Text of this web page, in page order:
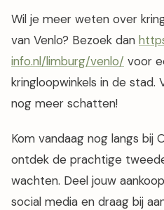
Wil je meer weten over
van Venlo? Bezoek dan
info.nl/limburg/venlo/ voor
kringloopwinkels in de stad.
nog meer schatten!
Kom vandaag nog langs bij
ontdek de prachtige
wachten. Deel jouw
social media en draag bij